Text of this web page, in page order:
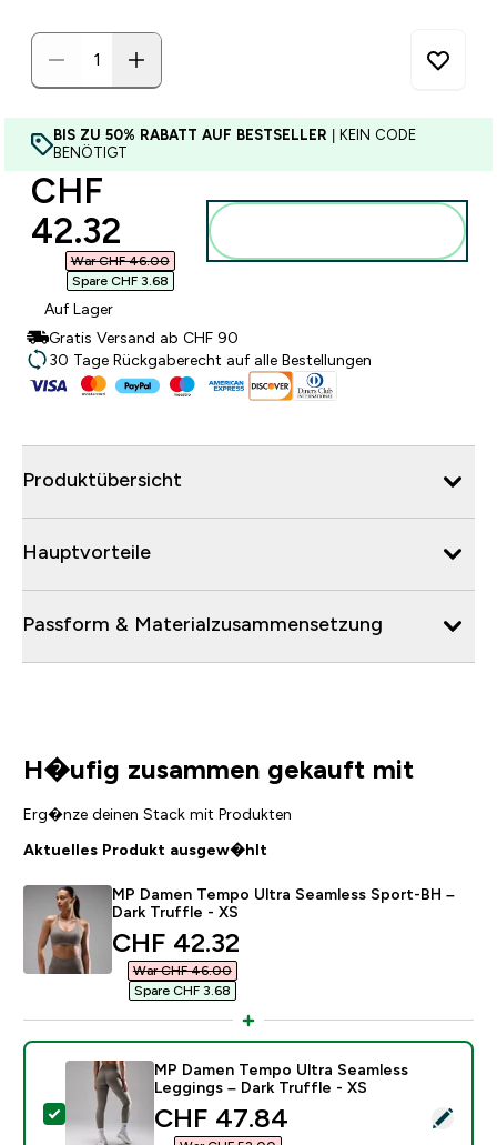
BIS ZU 50% RABATT AUF BESTSELLER | KEIN CODE
BENÖTIGT
discounted price
CHF
42.32‎
War CHF 46.00‎
Spare CHF 3.68‎
Auf Lager
Gratis Versand ab CHF 90
30 Tage Rückgaberecht auf alle Bestellungen
Produktübersicht
Hauptvorteile
Passform & Materialzusammensetzung
H�ufig zusammen gekauft mit
Erg�nze deinen Stack mit Produkten
Aktuelles Produkt ausgew�hlt
MP Damen Tempo Ultra Seamless Sport-BH –
Dark Truffle - XS
discounted price
CHF 42.32‎
War CHF 46.00‎
Spare CHF 3.68‎
Dieses Produkt ausw�hlen - MP Damen Tempo Ultra
MP Damen Tempo Ultra Seamless
Leggings – Dark Truffle - XS
discounted price
CHF 47.84‎